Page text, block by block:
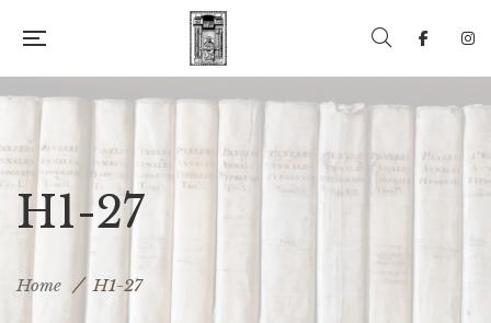
H1-27
Home H1-27